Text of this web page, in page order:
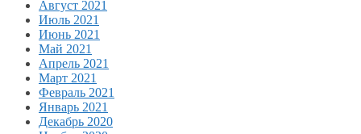
Август 2021
Июль 2021
Июнь 2021
Май 2021
Апрель 2021
Март 2021
Февраль 2021
Январь 2021
Декабрь 2020